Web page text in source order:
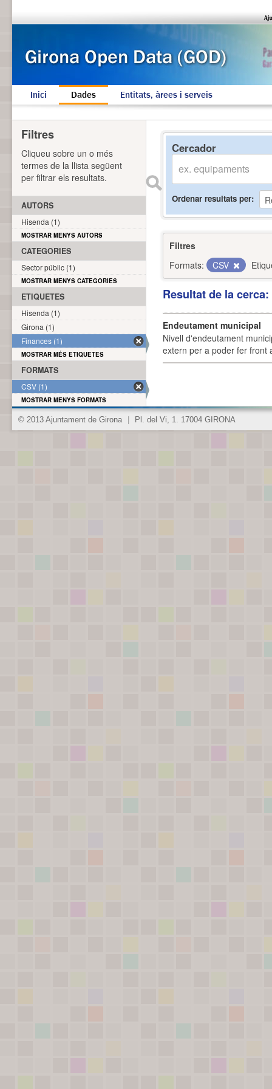
Inici Dades Entitats, àrees i serveis
Cercador
Ordenar resultats per
Filtres
Formats:
CSV
Resultat de la
Endeutament municipal
Nivell d'endeutament
extern per a poder fer front
Filtres
Cliqueu sobre un o més
termes de la llista següent
per filtrar els resultats.
AUTORS
Hisenda (1)
MOSTRAR MENYS AUTORS
CATEGORIES
Sector públic (1)
MOSTRAR MENYS CATEGORIES
ETIQUETES
Hisenda (1)
Girona (1)
Finances (1)
MOSTRAR MÉS ETIQUETES
FORMATS
CSV (1)
MOSTRAR MENYS FORMATS
© 2013 Ajuntament de Girona Pl. del Vi, 1. 17004 GIRONA